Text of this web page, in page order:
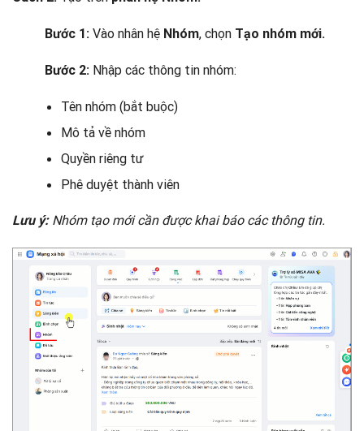
Bước 1: Vào nhân hệ Nhóm, chọn Tạo nhóm mới.
Bước 2: Nhập các thông tin nhóm:
Tên nhóm (bắt buộc)
Mô tả về nhóm
Quyền riêng tư
Phê duyệt thành viên
Lưu ý:Nhóm tạo mới cần được khai báo các thông tin.